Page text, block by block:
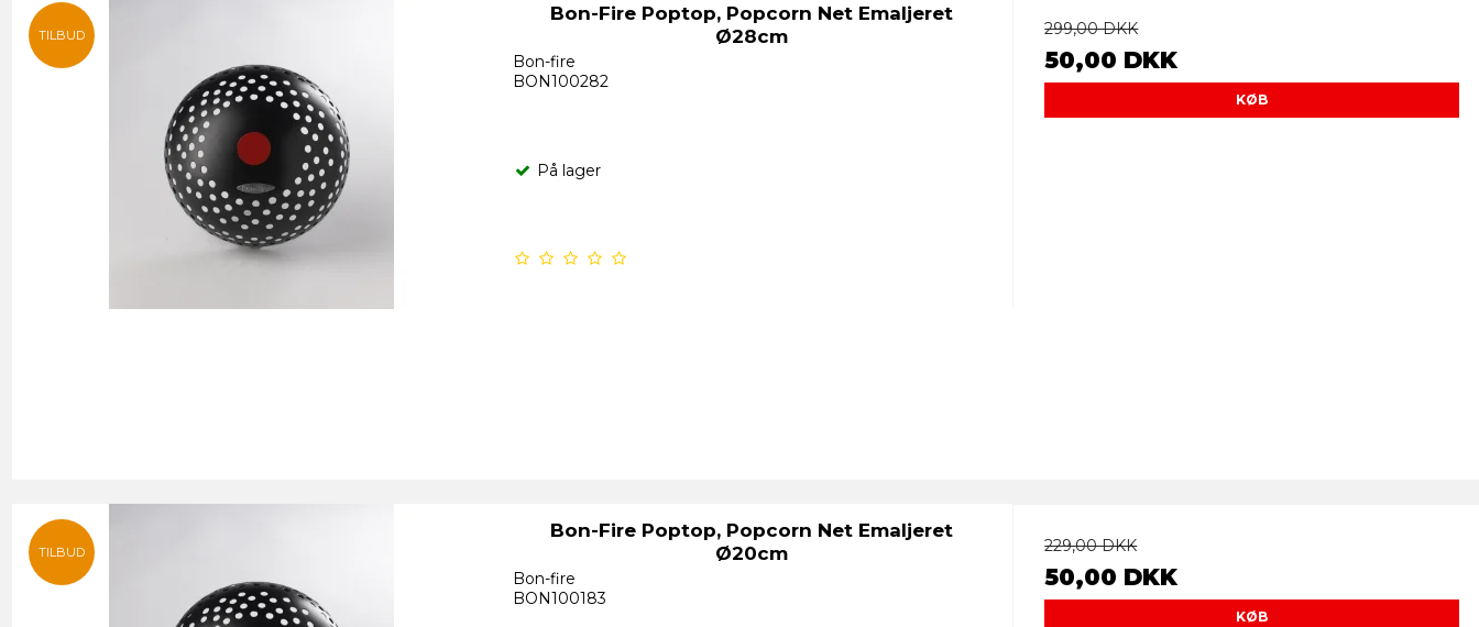
TILBUD
Bon-Fire Poptop, Popcorn Net Emaljeret
Ø28cm
Bon-fire
BON100282
På lager
299,00 DKK
50,00 DKK
KØB
TILBUD
Bon-Fire Poptop, Popcorn Net Emaljeret
Ø20cm
Bon-fire
BON100183
229,00 DKK
50,00 DKK
KØB